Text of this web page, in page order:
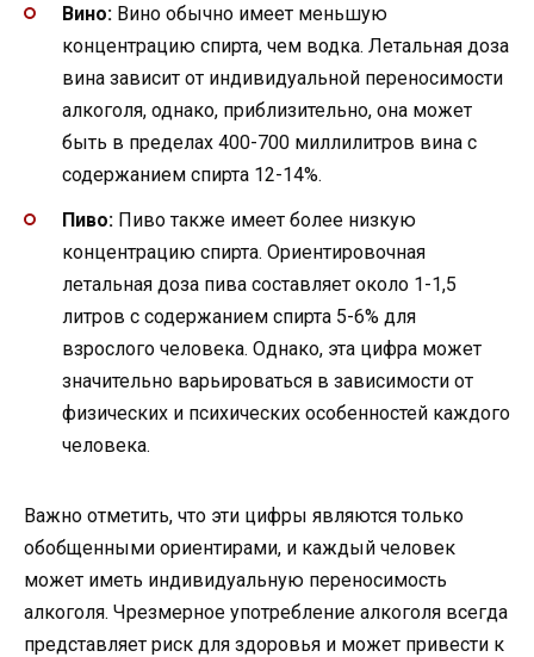
Вино: Вино обычно имеет меньшую
концентрацию спирта, чем водка. Летальная доза
вина зависит от индивидуальной переносимости
алкоголя, однако, приблизительно, она может
быть в пределах 400-700 миллилитров вина с
содержанием спирта 12-14%.
Пиво: Пиво также имеет более низкую
концентрацию спирта. Ориентировочная
летальная доза пива составляет около 1-1,5
литров с содержанием спирта 5-6% для
взрослого человека. Однако, эта цифра может
значительно варьироваться в зависимости от
физических и психических особенностей каждого
человека.
Важно отметить, что эти цифры являются только
обобщенными ориентирами, и каждый человек
может иметь индивидуальную переносимость
алкоголя. Чрезмерное употребление алкоголя всегда
представляет риск для здоровья и может привести к